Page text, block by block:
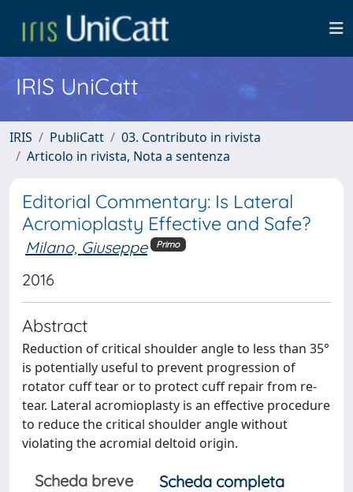
IRIS UniCatt
IRIS PubliCatt
03. Contributo in rivista
Articolo in rivista, Nota a sentenza
Editorial Commentary: Is Lateral
Acromioplasty Effective and Safe?
Milano, Giuseppe Primo
2016
Abstract
Reduction of critical shoulder angle to less than 35°
is potentially useful to prevent progression of
rotator cuff tear or to protect cuff repair from re-
tear. Lateral acromioplasty is an effective procedure
to reduce the critical shoulder angle without
violating the acromial deltoid origin.
Scheda breve
Scheda completa